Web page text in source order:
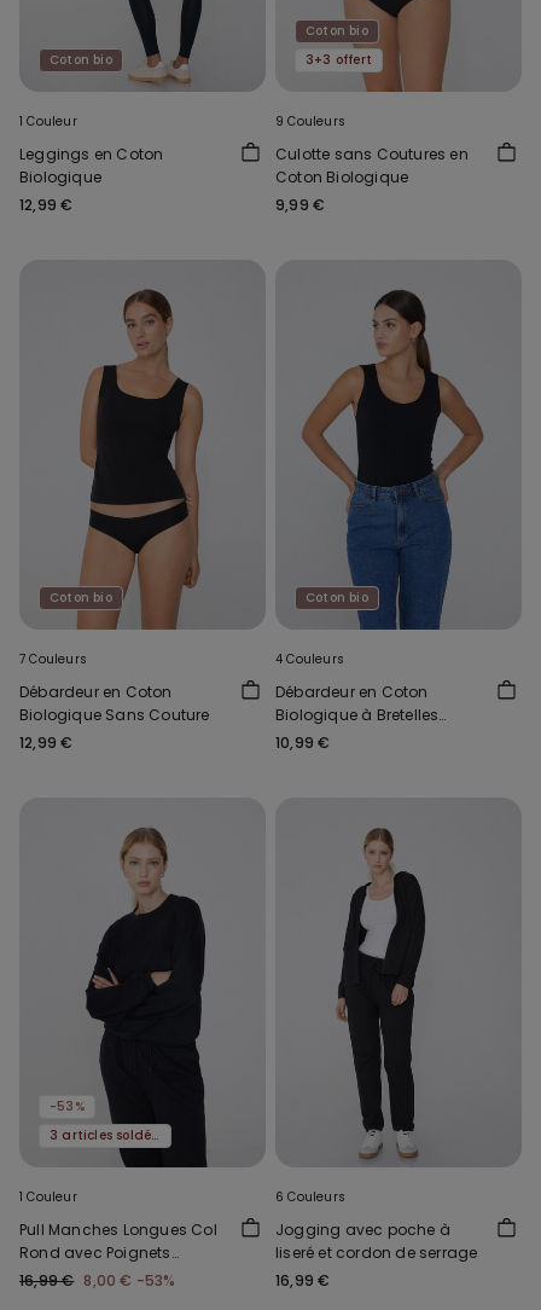
Coton bio
1 Couleur
Leggings en Coton
Biologique
12,99 €
Coton bio
3+3 offert
9 Couleurs
Culotte sans Coutures en
Coton Biologique
9,99 €
Coton bio
7 Couleurs
Débardeur en Coton
Biologique Sans Couture
12,99 €
Coton bio
4 Couleurs
Débardeur en Coton
Biologique à Bretelles
Larges Col Arrondi
10,99 €
-53%
3 articles soldés, -70 %
1 Couleur
Pull Manches Longues Col
Rond avec Poignets
Resserrés
16,99 € 8,00 € -53%
6 Couleurs
Jogging avec poche à
liseré et cordon de serrage
16,99 €